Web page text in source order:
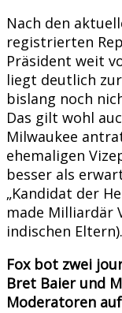
Nach den
registrierten
Präsident weit
liegt deutlich
bislang noch
Das gilt wohl
Milwaukee
ehemaligen
besser als
„Kandidat der
made Milliardär
indischen Eltern).
Fox bot zwei
Bret Baier und
Moderatoren auf